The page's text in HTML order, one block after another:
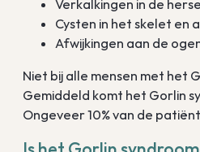
Verkalkingen in de
Cysten in het skelet en
Afwijkingen aan de
Niet bij alle mensen met het
Gemiddeld komt het Gorlin
Ongeveer 10% van de